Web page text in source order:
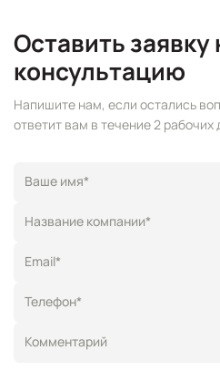
Оставить заявку
консультацию
Напишите нам, если остались
ответит вам в течение 2 рабочих
Ваше имя*
Название компании*
Телефон*
Email*
Комментарий